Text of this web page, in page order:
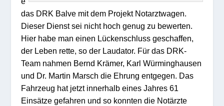
das DRK Balve mit dem Projekt Notarztwagen.
Dieser Dienst sei nicht hoch genug zu bewerten.
Hier habe man einen Lückenschluss geschaffen,
der Leben rette, so der Laudator. Für das DRK-
Team nahmen Bernd Krämer, Karl Würminghausen
und Dr. Martin Marsch die Ehrung entgegen. Das
Fahrzeug hat jetzt innerhalb eines Jahres 61
Einsätze gefahren und so konnten die Notärzte